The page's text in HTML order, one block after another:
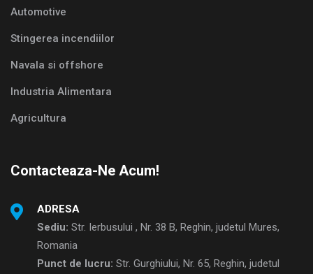
Automotive
Stingerea incendiilor
Navala si offshore
Industria Alimentara
Agricultura
Contacteaza-Ne Acum!
ADRESA
Sediu: Str. Ierbusului , Nr. 38 B, Reghin, judetul Mures,
Romania
Punct de lucru: Str. Gurghiului, Nr. 65, Reghin, judetul